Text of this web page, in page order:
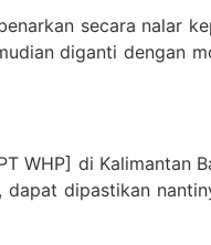
secara nalar
diganti dengan
WHP] di Kalimantan
dipastikan